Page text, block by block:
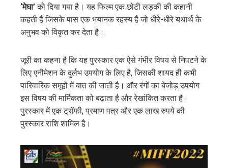
‘मेघा’को दिया गया है। यह फिल्म एक छोटी लड़की की कहानी
कहती है जिसके पास एक भयानक रहस्य है जो धीरे-धीरे यथार्थ के
अनुभव को विकृत कर देता है।
जूरी का कहना है कि यह पुरस्कार एक ऐसे गंभीर विषय से निपटने के
लिए एनीमेशन के दुर्लभ उपयोग के लिए है, जिसकी शायद ही कभी
पारिवारिक समूहों में बात की जाती है। और रंगों का बेजोड़ उपयोग
इस विषय की मार्मिकता को बढ़ाता है और रेखांकित करता है।
पुरस्कार में एक ट्रॉफी, प्रमाण पत्र और एक लाख रुपये की
पुरस्कार राशि शामिल है।